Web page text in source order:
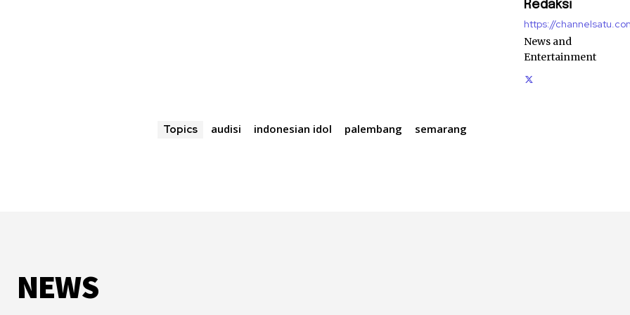
Redaksi
https://
News and
Entertainment
Topics audisi indonesian idol palembang semarang
NEWS